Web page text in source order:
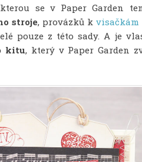
se v Paper Garden
stroje, provázků k visačkám
pouze z této sady. A je
kitu, který v Paper Garden